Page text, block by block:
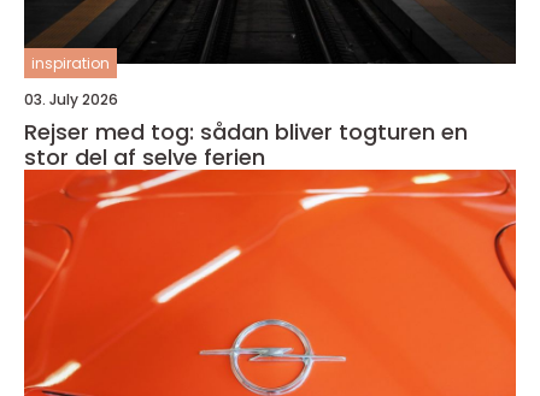
inspiration
03. July 2026
Rejser med tog: sådan bliver togturen en
stor del af selve ferien